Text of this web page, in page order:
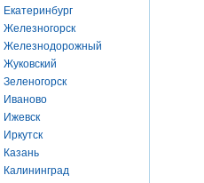
Екатеринбург
Железногорск
Железнодорожный
Жуковский
Зеленогорск
Иваново
Ижевск
Иркутск
Казань
Калининград